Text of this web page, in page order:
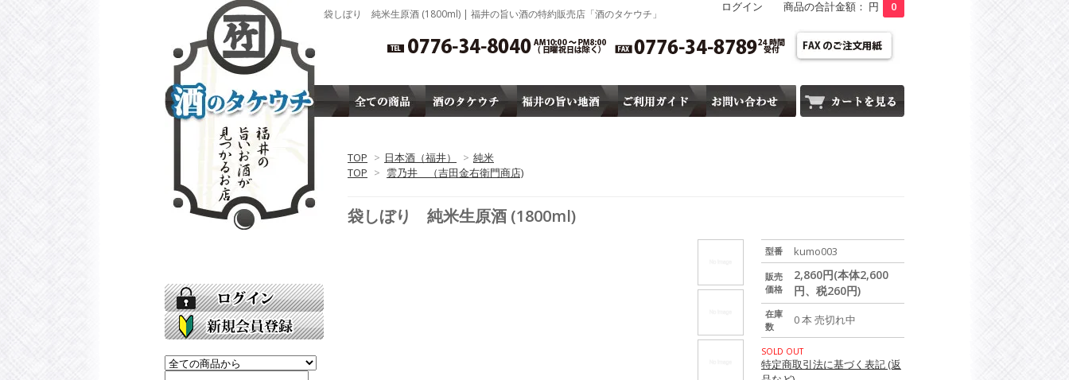
袋しぼり 純米生原酒 (1800ml) | 福井の旨い酒の特約販売店「酒のタケウチ」
ログイン 商品の合計金額： 円 0
TOP > 日本酒（福井） > 純米
TOP > 雲乃井 （吉田金右衛門商店)
袋しぼり 純米生原酒 (1800ml)
型番 kumo003
販売
価格
2,860円(本体2,600
円、税260円)
在庫
数
0 本 売切れ中
SOLD OUT
特定商取引法に基づく表記 (返